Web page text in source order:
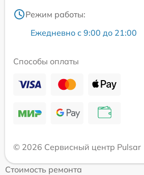
Режим работы:
Ежедневно с 9:00 до 21:00
Способы оплаты
© 2026 Сервисный центр Pulsar
Стоимость ремонта